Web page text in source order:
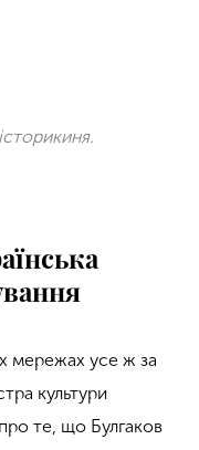
мережах усе ж за
культури
те, що Булгаков